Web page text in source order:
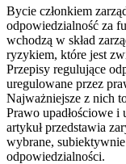
Bycie członkiem
odpowiedzialność za
wchodzą w skład
ryzykiem, które jest
Przepisy regulujące
uregulowane przez
Najważniejsze z nich
Prawo upadłościowe
artykuł przedstawia
wybrane,
odpowiedzialności.